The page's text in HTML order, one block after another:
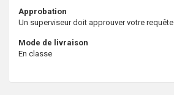
Approbation
Un superviseur doit approuver votre requête.
Mode de livraison
En classe